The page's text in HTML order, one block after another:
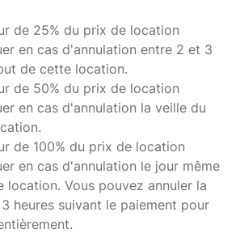
de 25% du prix de location
en cas d'annulation entre 2 et 3
de cette location.
de 50% du prix de location
en cas d'annulation la veille du
de 100% du prix de location
en cas d'annulation le jour même
location. Vous pouvez annuler la
heures suivant le paiement pour